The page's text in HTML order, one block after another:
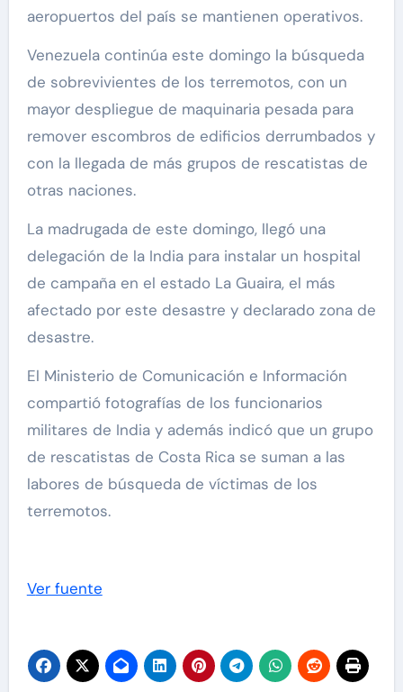
aeropuertos del país se mantienen operativos.
Venezuela continúa este domingo la búsqueda
de sobrevivientes de los terremotos, con un
mayor despliegue de maquinaria pesada para
remover escombros de edificios derrumbados y
con la llegada de más grupos de rescatistas de
otras naciones.
La madrugada de este domingo, llegó una
delegación de la India para instalar un hospital
de campaña en el estado La Guaira, el más
afectado por este desastre y declarado zona de
desastre.
El Ministerio de Comunicación e Información
compartió fotografías de los funcionarios
militares de India y además indicó que un grupo
de rescatistas de Costa Rica se suman a las
labores de búsqueda de víctimas de los
terremotos.
Ver fuente